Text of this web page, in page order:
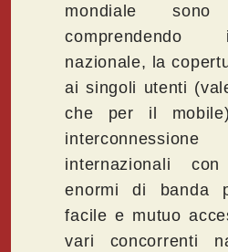
mondiale sono
nazionale, la
ai singoli utenti
che per il
internazionali
enormi di banda
facile e mutuo
vari concorrenti